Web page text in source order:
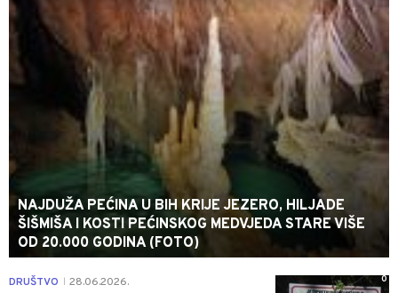
NAJDUŽA PEĆINA U BIH KRIJE JEZERO, HILJADE
ŠIŠMIŠA I KOSTI PEĆINSKOG MEDVJEDA STARE VIŠE
OD 20.000 GODINA (FOTO)
0
DRUŠTVO 28.06.2026.